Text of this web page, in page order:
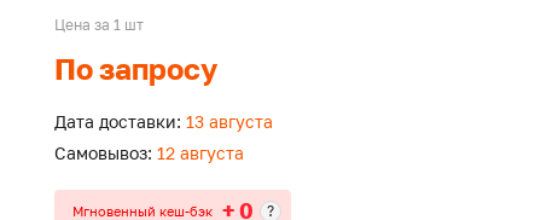
Цена за 1 шт
По запросу
Дата доставки: 13 августа
Самовывоз: 12 августа
Мгновенный кеш-бэк + 0 ?